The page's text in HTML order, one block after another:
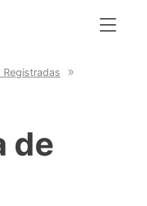
Registradas
de